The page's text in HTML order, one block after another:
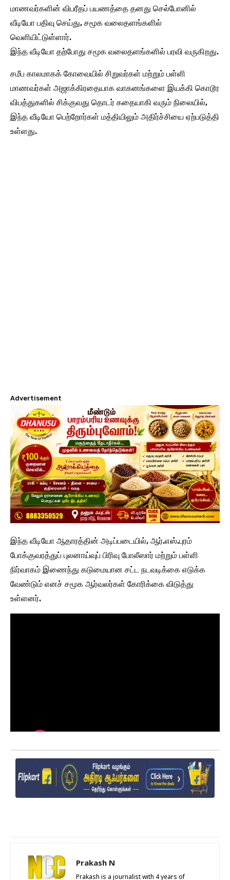
மாணவர்களின் விபரீதப் பயணத்தை தனது செல்போனில்
வீடியோ பதிவு செய்து, சமூக வலைதளங்களில்
வெளியிட்டுள்ளார்.
இந்த வீடியோ தற்போது சமூக வலைதளங்களில் பரவி வருகிறது.
சமீப காலமாகக் கோவையில் சிறுவர்கள் மற்றும் பள்ளி
மாணவர்கள் அஜாக்கிரதையாக வாகனங்களை இயக்கி கொடூர
விபத்துகளில் சிக்குவது தொடர் கதையாகி வரும் நிலையில்,
இந்த வீடியோ பெற்றோர்கள் மத்தியிலும் அதிர்ச்சியை ஏற்படுத்தி
உள்ளது.
Advertisement
இந்த வீடியோ ஆதாரத்தின் அடிப்படையில், ஆர்.எஸ்.புரம்
போக்குவரத்துப் புலனாய்வுப் பிரிவு போலீஸார் மற்றும் பள்ளி
நிர்வாகம் இணைந்து கடுமையான சட்ட நடவடிக்கை எடுக்க
வேண்டும் எனச் சமூக ஆர்வலர்கள் கோரிக்கை விடுத்து
உள்ளனர்.
Prakash N
Prakash is a journalist with 4 years of